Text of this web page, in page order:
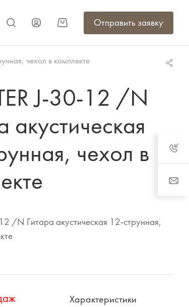
Отправить заявку
чехол в комплекте
J-30-12 /N
акустическая
чехол в
/N Гитара акустическая 12-струнная,
Характеристики